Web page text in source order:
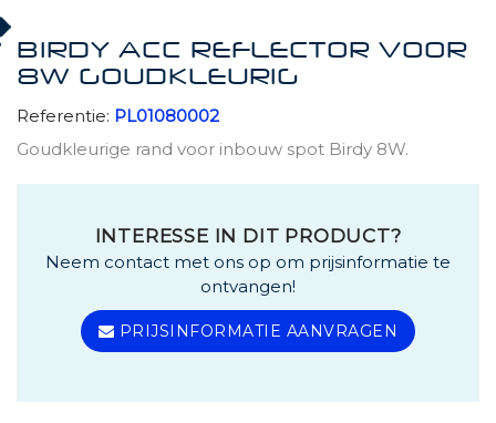
BIRDY ACC REFLECTOR VOOR
8W GOUDKLEURIG
Referentie: PL01080002
Goudkleurige rand voor inbouw spot Birdy 8W.
INTERESSE IN DIT PRODUCT?
Neem contact met ons op om prijsinformatie te
ontvangen!
PRIJSINFORMATIE AANVRAGEN